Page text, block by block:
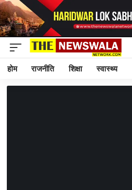
होम राजनीति शिक्षा स्वास्थ्य